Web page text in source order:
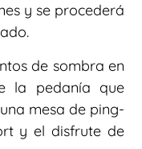
y se procederá
de sombra en
la pedanía que
mesa de ping-
y el disfrute de